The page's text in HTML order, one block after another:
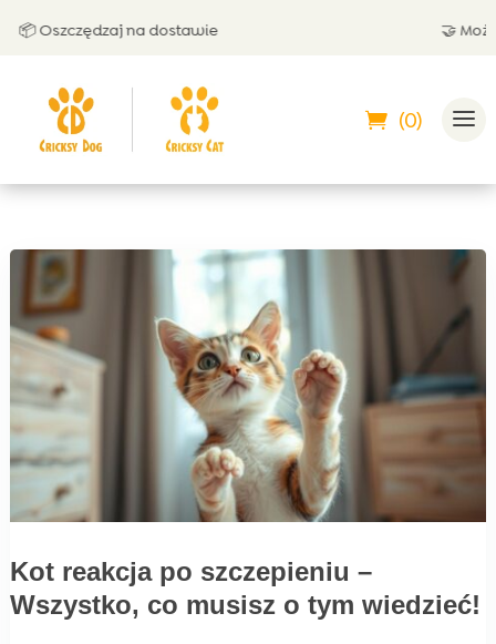
Oszczędzaj na dostawie 🤝
(0)
Kot reakcja po szczepieniu –
Wszystko, co musisz o tym wiedzieć!